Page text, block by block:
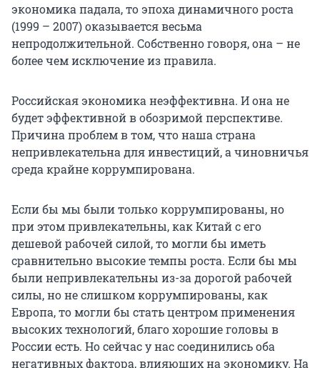
экономика падала, то эпоха динамичного роста
(1999 – 2007) оказывается весьма
непродолжительной. Собственно говоря, она – не
более чем исключение из правила.
Российская экономика неэффективна. И она не
будет эффективной в обозримой перспективе.
Причина проблем в том, что наша страна
непривлекательна для инвестиций, а чиновничья
среда крайне коррумпирована.
Если бы мы были только коррумпированы, но
при этом привлекательны, как Китай с его
дешевой рабочей силой, то могли бы иметь
сравнительно высокие темпы роста. Если бы мы
были непривлекательны из-за дорогой рабочей
силы, но не слишком коррумпированы, как
Европа, то могли бы стать центром применения
высоких технологий, благо хорошие головы в
России есть. Но сейчас у нас соединились оба
негативных фактора, влияющих на экономику. На